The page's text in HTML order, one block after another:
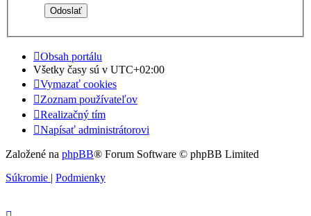
Obsah portálu
Všetky časy sú v UTC+02:00
Vymazať cookies
Zoznam používateľov
Realizačný tím
Napísať administrátorovi
Založené na phpBB® Forum Software © phpBB Limited
Súkromie | Podmienky